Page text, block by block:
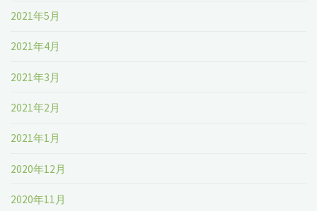
2021年5月
2021年4月
2021年3月
2021年2月
2021年1月
2020年12月
2020年11月